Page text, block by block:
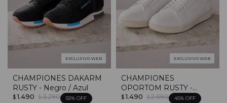
EXCLUSIVO WEB
CHAMPIONES DAKARM
RUSTY - Negro / Azul
$ 1.490 $ 3.290 55
EXCLUSIVO WEB
CHAMPIONES
OPORTOM RUSTY -
Blanco / Verde
$ 1.490 $ 2.690 45